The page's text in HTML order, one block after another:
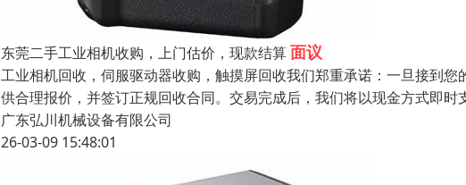
东莞二手工业相机收购，上门估价，现款结算面议
工业相机回收，伺服驱动器收购，触摸屏回收我们郑重承诺：一旦接到
供合理报价，并签订正规回收合同。交易完成后，我们将以现金方式即
广东弘川机械设备有限公司
26-03-09 15:48:01